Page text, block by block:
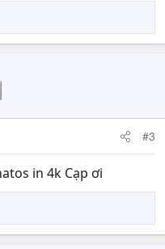
#3
in 4k Cạp ơi